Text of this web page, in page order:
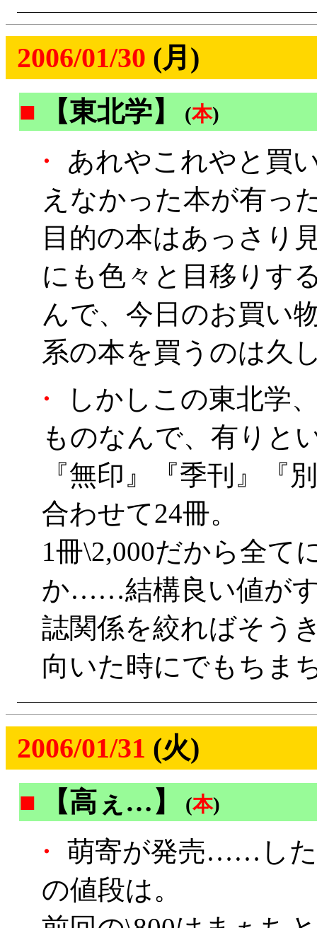
2006/01/30 (月)
■ 【東北学】 (本)
・
あれやこれやと買
えなかった本が有っ
目的の本はあっさり
にも色々と目移りす
んで、今日のお買い
系の本を買うのは久
・
しかしこの東北学
ものなんで、有りと
『無印』『季刊』『
合わせて24冊。
1冊\2,000だから全て
か……結構良い値が
誌関係を絞ればそう
向いた時にでもちま
2006/01/31 (火)
■ 【高ぇ…】 (本)
・
萌寄が発売……した
の値段は。